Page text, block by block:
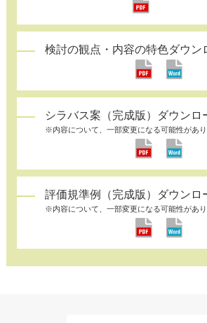
検討の観点・内容の特色ダウン
シラバス案（完成版）ダウンロ
※内容について、一部変更になる可能性があり
評価規準例（完成版）ダウンロ
※内容について、一部変更になる可能性があり